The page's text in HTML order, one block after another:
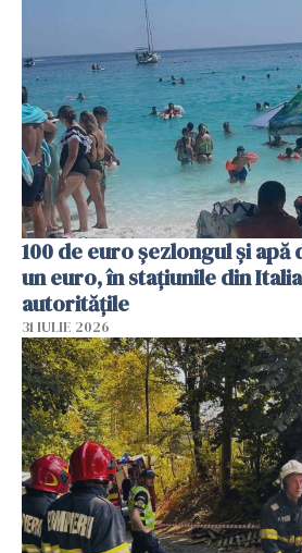
100 de euro șezlongul și apă
un euro, în stațiunile din
autoritățile
31 IULIE 2026